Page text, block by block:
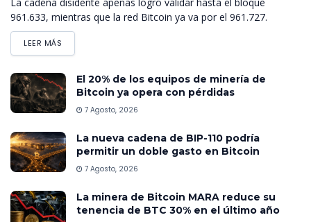
La cadena disidente apenas logró validar hasta el bloque
961.633, mientras que la red Bitcoin ya va por el 961.727.
LEER MÁS
El 20% de los equipos de minería de
Bitcoin ya opera con pérdidas
7 Agosto, 2026
La nueva cadena de BIP-110 podría
permitir un doble gasto en Bitcoin
7 Agosto, 2026
La minera de Bitcoin MARA reduce su
tenencia de BTC 30% en el último año